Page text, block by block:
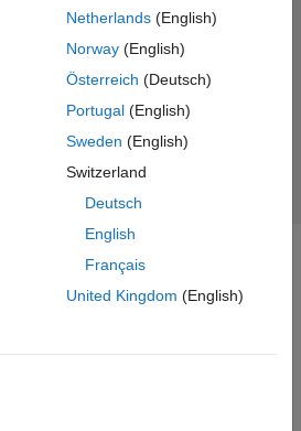
Netherlands(English)
Norway(English)
Österreich (Deutsch)
Portugal(English)
Sweden (English)
Switzerland
Deutsch
English
Français
United Kingdom (English)
プライバシー ポリシー
リケーション ステータス
Inc.